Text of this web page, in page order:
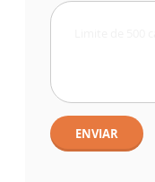
ENVIAR